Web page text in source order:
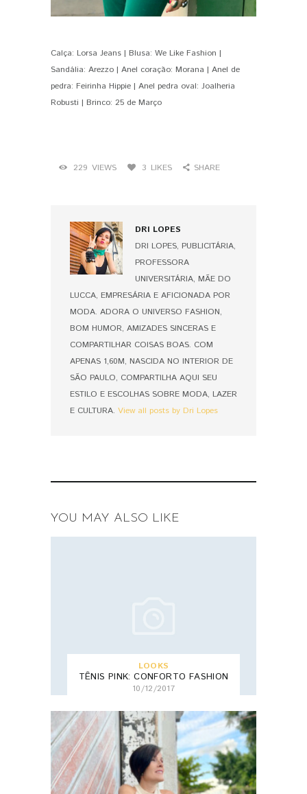
Calça: Lorsa Jeans | Blusa: We Like Fashion |
Sandália: Arezzo | Anel coração: Morana | Anel de
pedra: Feirinha Hippie | Anel pedra oval: Joalheria
Robusti | Brinco: 25 de Março
229 VIEWS 3 LIKES SHARE
DRI LOPES
DRI LOPES, PUBLICITÁRIA,
PROFESSORA
UNIVERSITÁRIA, MÃE DO
LUCCA, EMPRESÁRIA E AFICIONADA POR
MODA. ADORA O UNIVERSO FASHION,
BOM HUMOR, AMIZADES SINCERAS E
COMPARTILHAR COISAS BOAS. COM
APENAS 1,60M, NASCIDA NO INTERIOR DE
SÃO PAULO, COMPARTILHA AQUI SEU
ESTILO E ESCOLHAS SOBRE MODA, LAZER
E CULTURA. View all posts by Dri Lopes
YOU MAY ALSO LIKE
LOOKS
TÊNIS PINK: CONFORTO FASHION
10/12/2017